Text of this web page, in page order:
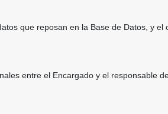
que reposan en la Base de Datos, y
entre el Encargado y el responsable